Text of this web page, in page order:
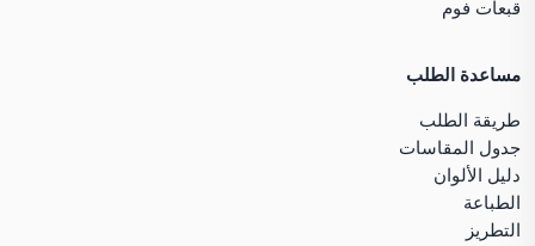
قبعات فوم
مساعدة الطلب
طريقة الطلب
جدول المقاسات
دليل الألوان
الطباعة
التطريز